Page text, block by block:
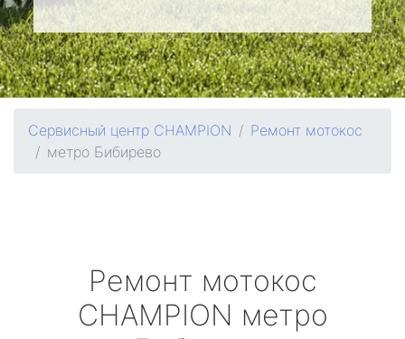
Сервисный центр CHAMPION
Ремонт мотокос
метро Бибирево
Ремонт мотокос
CHAMPION метро